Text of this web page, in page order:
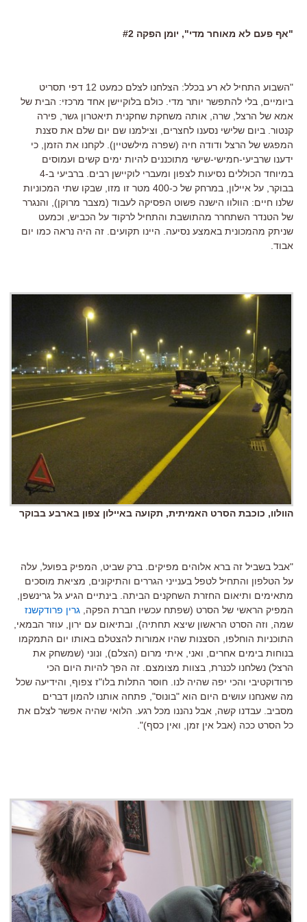
"אף פעם לא מאוחר מדי", יומן הפקה #2
"השבוע התחיל לא רע בכלל: הצלחנו לצלם כמעט 12 דפי תסריט
ביומיים, בלי להתפשר יותר מדי. כולם בלוקיישן אחד מרכזי: הבית של
אמא של הרצל, שרה, אותה משחקת שחקנית תיאטרון גשר, פירה
קנטור. ביום שלישי נסענו לחצרים, וצילמנו שם יום שלם את סצנת
המפגש של הרצל ודודה חיה (שפרה מילשטיין). לקחנו את הזמן, כי
ידענו שרביעי-חמישי-שישי מתוכננים להיות ימים קשים ועמוסים
במיוחד הכוללים נסיעות לצפון ומעברי לוקיישן רבים. ברביעי ב-4
בבוקר, על איילון, במרחק של כ-400 מטר זו מזו, שבקו שתי המכוניות
שלנו חיים: הוולוו הישנה פשוט הפסיקה לעבוד (מצבר מרוקן), והנגרר
של הטנדר השתחרר מהתושבת והתחיל לרקוד על הכביש, וכמעט
שניתק מהמכונית באמצע נסיעה. היינו תקועים. זה היה נראה כמו יום
אבוד.
הוולוו, כוכבת הסרט האמיתית, תקועה באיילון צפון בארבע בבוקר
"אבל בשביל זה ברא אלוהים מפיקים. ברק שביט, המפיק בפועל, עלה
על הטלפון והתחיל לטפל בענייני הגררים והתיקונים, מציאת מוסכים
מתאימים ותיאום החזרת השחקנים הביתה. בינתיים הגיע גל גרינשפן,
המפיק הראשי של הסרט (שפתח עכשיו חברת הפקה, גרין פרודקשנז
שמה, וזה הסרט הראשון שיצא תחתיה), ובתיאום עם ירון, עוזר הבמאי,
התוכניות הוחלפו, הסצנות שהיו אמורות להצטלם באותו יום התמקמו
בנוחות בימים אחרים, ואני, איתי מרום (הצלם), ונוני (שמשחק את
הרצל) נשלחנו לכנרת, בצוות מצומצם. זה הפך להיות היום הכי
פרודוקטיבי והכי יפה שהיה לנו. חוסר התלות בלו"ז צפוף, והידיעה שכל
מה שאנחנו עושים היום הוא "בונוס", פתחה אותנו להמון דברים
מסביב. עבדנו קשה, אבל נהננו מכל רגע. הלואי שהיה אפשר לצלם את
כל הסרט ככה (אבל אין זמן, ואין כסף)".